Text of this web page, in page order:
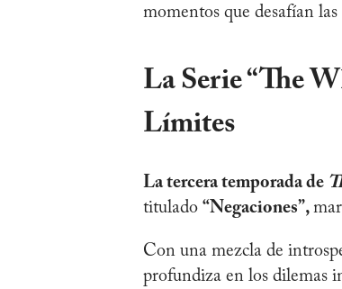
momentos que desafían
La Serie “The
Límites
La tercera temporada de
titulado “Negaciones”,
Con una mezcla de
profundiza en los dilemas